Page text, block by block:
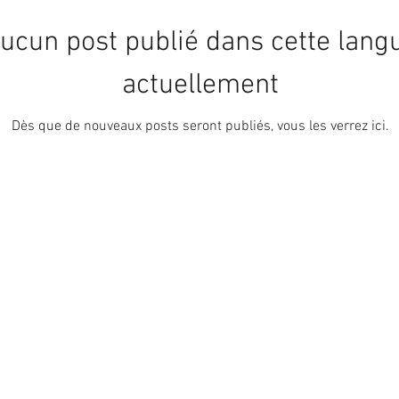
post publié dans cette
actuellement
Dès que de nouveaux posts seront publiés, vous les verrez ici.